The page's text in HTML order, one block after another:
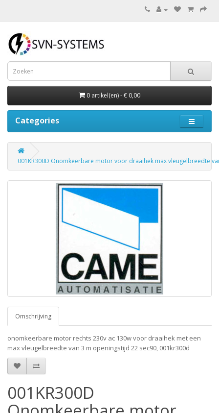
0 artikel(en) - € 0,00
Categories
001KR300D Onomkeerbare motor voor draaihek max vleugelbreedte
Omschrijving
onomkeerbare motor rechts 230v ac 130w voor draaihek met een
max vleugelbreedte van 3 m openingstijd 22 sec90, 001kr300d
001KR300D